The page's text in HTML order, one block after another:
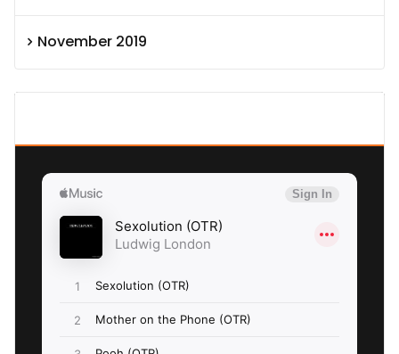
November 2019